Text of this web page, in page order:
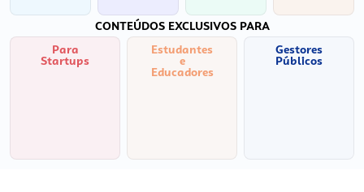
CONTEÚDOS EXCLUSIVOS PARA
Para
Startups
Estudantes
e
Educadores
Gestores
Públicos